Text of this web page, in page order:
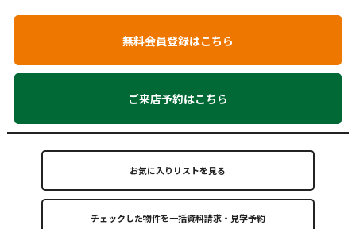
無料会員登録はこちら
ご来店予約はこちら
お気に入りリストを見る